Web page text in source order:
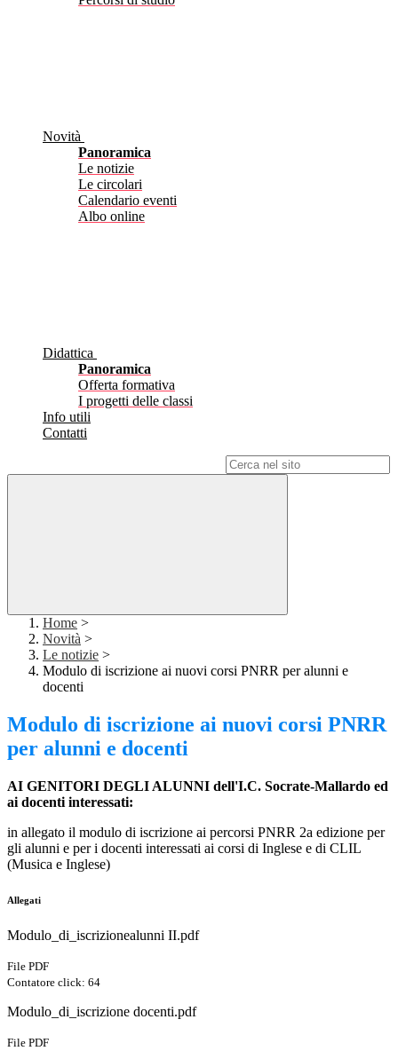
Novità
Panoramica
Le notizie
Le circolari
Calendario eventi
Albo online
Didattica
Panoramica
Offerta formativa
I progetti delle classi
Info utili
Contatti
Home >
Novità >
Le notizie >
Modulo di iscrizione ai nuovi corsi PNRR per alunni e
docenti
Modulo di iscrizione ai nuovi corsi PNRR
per alunni e docenti
AI GENITORI DEGLI ALUNNI dell'I.C. Socrate-Mallardo ed
ai docenti interessati:
in allegato il modulo di iscrizione ai percorsi PNRR 2a edizione per
gli alunni e per i docenti interessati ai corsi di Inglese e di CLIL
(Musica e Inglese)
Allegati
Modulo_di_iscrizionealunni II.pdf
File PDF
Contatore click: 64
Modulo_di_iscrizione docenti.pdf
File PDF